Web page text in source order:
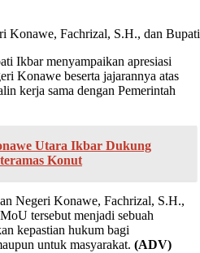
Konawe, Fachrizal, S.H., dan
Ikbar menyampaikan apresiasi
Konawe beserta jajarannya atas
kerja sama dengan Pemerintah
Utara Ikbar Dukung
Konut
Negeri Konawe, Fachrizal, S.H.,
tersebut menjadi sebuah
kepastian hukum bagi
untuk masyarakat. (ADV)